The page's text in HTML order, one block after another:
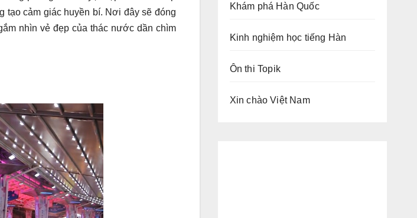
cảm giác huyền bí. Nơi đây sẽ đóng
nhìn vẻ đẹp của thác nước dần chìm
Khám phá Hàn Quốc
Kinh nghiệm học tiếng Hàn
Ôn thi Topik
Xin chào Việt Nam